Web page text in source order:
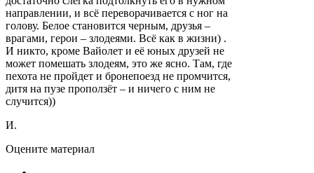
направлении, и всё переворачивается с ног на
голову. Белое становится черным, друзья –
врагами, герои – злодеями. Всё как в жизни) .
И никто, кроме Вайолет и её юных друзей не
может помешать злодеям, это же ясно. Там, где
пехота не пройдет и бронепоезд не промчится,
дитя на пузе проползёт – и ничего с ним не
случится))
И.
Оцените материал